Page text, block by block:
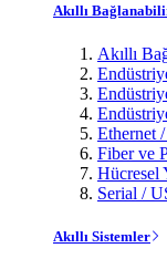
Akıllı
Akıllı
Ethernet
Fiber ve
Hücresel
Serial /
Akıllı Sistemler